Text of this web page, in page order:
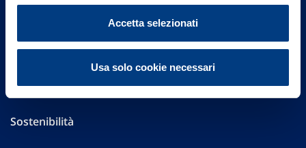
Accetta selezionati
Usa solo cookie necessari
Altre informazioni
Sostenibilità